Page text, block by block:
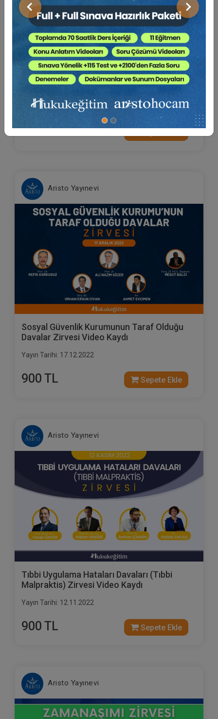
Önceki Sonraki
Boşanma Davaları Zirvesi Video Kaydı
Yayın Tarihi: 4.03.2023
900 TL
Aristo Yayınevi
Sosyal Güvenlik Kurumunun Taraf Olduğu
Davalar Zirvesi Video Kaydı
Yayın Tarihi: 17.12.2022
900 TL Sepete Ekle
Aristo Yayınevi
Tıbbi Uygulama Hataları Davaları (Tıbbi
Malpraktis) Zirvesi Video Kaydı
Yayın Tarihi: 12.11.2022
900 TL Sepete Ekle
Aristo Yayınevi